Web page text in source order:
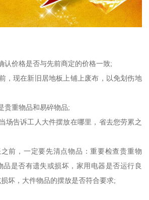
认价格是否与先前商定的价格一致;
，现在新旧居地板上铺上废布，以免划伤地
贵重物品和易碎物品;
场告诉工人大件摆放在哪里，省去您劳累之
前，一定要先清点物品：重要检查贵重物
品是否有遗失或损坏，家用电器是否运行良
坏，大件物品的摆放是否符合要求;